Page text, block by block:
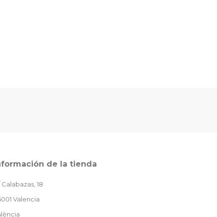
de la tienda
Calabazas, 18
Valencia